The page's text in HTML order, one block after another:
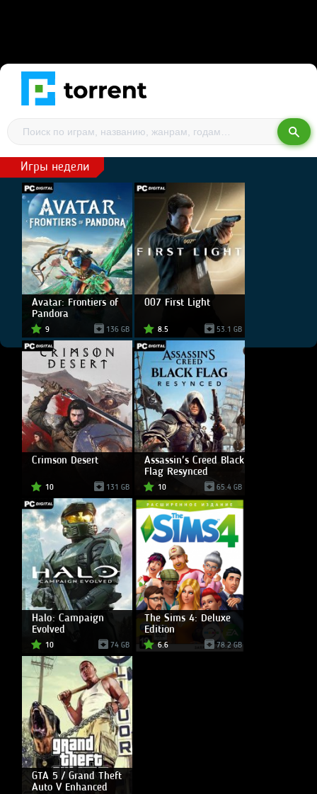
Игры недели
Avatar: Frontiers of
Pandora
9 136 GB
007 First Light
8.5 53.1 GB
Crimson Desert
10 131 GB
Assassin's Creed Black
Flag Resynced
10 65.4 GB
Halo: Campaign
Evolved
10 74 GB
The Sims 4: Deluxe
Edition
6.6 78.2 GB
GTA 5 / Grand Theft
Auto V Enhanced